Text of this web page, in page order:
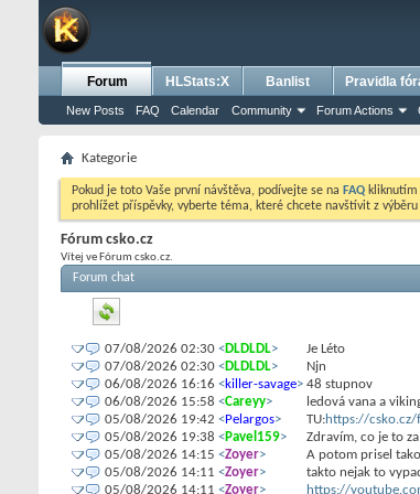
Forum
New Posts FAQ Calendar Community Forum Actions
HLStats:X Banlist Pravidla
Kategorie
Pokud je toto Vaše první návštěva, podívejte se na FAQ kliknutím
prohlížet příspěvky, vyberte téma, které chcete navštívit z výběru
Fórum csko.cz
Vítej ve Fórum csko.cz.
Forum chat
07/08/2026 02:30 <DLDLDL>
Je Léto
07/08/2026 02:30 <DLDLDL>
Njn
06/08/2026 16:16 <killer-savage> 48 stupnov
06/08/2026 15:58 <Careyy>
ledová vana a
05/08/2026 19:42 <Pelargos> TU:https://
05/08/2026 19:38 <Pavel159>
Zdravím, co je to
05/08/2026 14:15 <Zoyer>
A potom prisel
05/08/2026 14:11 <Zoyer>
takto nejak to
05/08/2026 14:11 <Zoyer>
https://